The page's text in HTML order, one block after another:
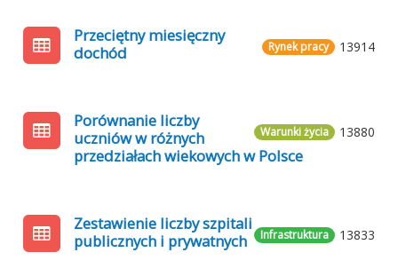
13914
Rynek pracy
Przeciętny miesięczny
dochód
13880
Warunki życia
Porównanie liczby
uczniów w różnych
przedziałach wiekowych w Polsce
13833
Infrastruktura
Zestawienie liczby szpitali
publicznych i prywatnych